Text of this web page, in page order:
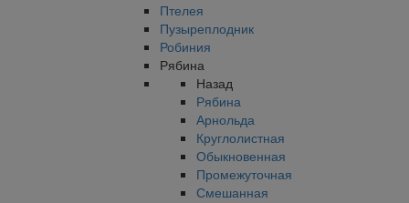
Птелея
Пузыреплодник
Робиния
Рябина
Назад
Рябина
Арнольда
Круглолистная
Обыкновенная
Промежуточная
Смешанная